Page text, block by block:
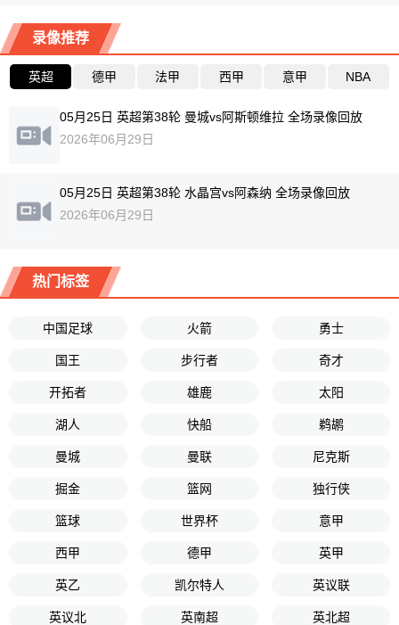
录像推荐
英超 德甲 法甲 西甲 意甲 NBA
05月25日 英超第38轮 曼城vs阿斯顿维拉 全场录像回放
2026年06月29日
05月25日 英超第38轮 水晶宫vs阿森纳 全场录像回放
2026年06月29日
热门标签
中国足球 火箭 勇士
国王 步行者 奇才
开拓者 雄鹿 太阳
湖人 快船 鹈鹕
曼城 曼联 尼克斯
掘金 篮网 独行侠
篮球 世界杯 意甲
西甲 德甲 英甲
英乙 凯尔特人 英议联
英议北 英南超 英北超